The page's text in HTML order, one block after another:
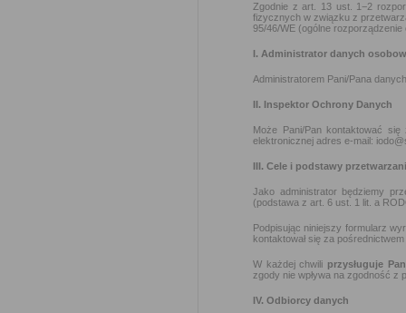
Zgodnie z art. 13 ust. 1−2
fizycznych w związku z
95/46/WE (ogólne
I. Administrator danych
Administratorem Pani/Pana
II. Inspektor Ochrony Danych
Może Pani/Pan kontaktować
elektronicznej adres e-mail:
III. Cele i podstawy
Jako administrator będziemy
(podstawa z art. 6 ust. 1 lit. a
Podpisując niniejszy formularz
kontaktował się za
W każdej chwili przysługuje
zgody nie wpływa na zgodność z
IV. Odbiorcy danych